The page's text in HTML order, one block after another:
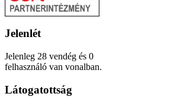
Jelenlét
Jelenleg 28 vendég és 0
felhasználó van vonalban.
Látogatottság